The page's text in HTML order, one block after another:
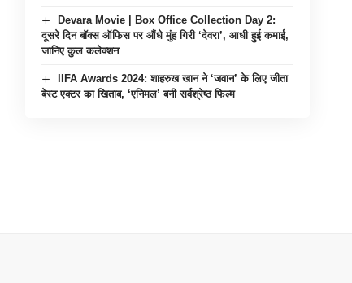
Devara Movie | Box Office Collection Day 2:
दूसरे दिन बॉक्स ऑफिस पर औंधे मुंह गिरी ‘देवरा’, आधी हुई कमाई,
जानिए कुल कलेक्शन
IIFA Awards 2024: शाहरुख खान ने ‘जवान’ के लिए जीता
बेस्ट एक्टर का खिताब, ‘एनिमल’ बनी सर्वश्रेष्ठ फिल्म